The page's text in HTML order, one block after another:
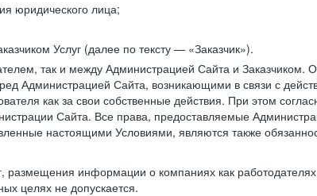
юридического лица;
Услуг (далее по тексту — «Заказчик»).
так и между Администрацией Сайта и Заказчиком.
Администрацией Сайта, возникающими в связи с
как за свои собственные действия. При этом
Сайта. Все права, предоставляемые
настоящими Условиями, являются также
информации о компаниях как работодателях
целях не допускается.